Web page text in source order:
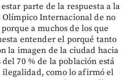
parte de la respuesta a la
Internacional de no
a muchos de los que
entender el porqué tanto
la imagen de la ciudad hacia
70 % de la población está
como lo afirmó el